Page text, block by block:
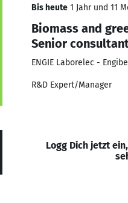
Bis heute 1 Jahr und 11
Biomass and
Senior
ENGIE Laborelec -
R&D Expert/Manager
Logg Dich jetzt